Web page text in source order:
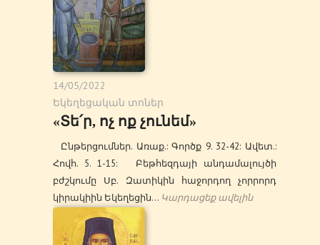
14/05/2022
Եկեղեցական տոներ
«Տե՛ր, ոչ ոք չունեմ»
Ընթերցումներ. Առաք.: Գործք 9. 32-42: Ավետ.:
Հովհ. 5. 1-15: Բեթհեզդայի անդամալույծի
բժշկումը Սբ. Զատիկին հաջորդող չորրորդ
կիրակիին Եկեղեցին… Կարդացեք ավելին